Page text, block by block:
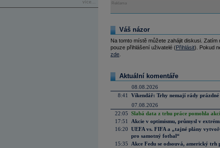
více... Reklama
Váš názor
Na tomto místě můžete zahájit diskusi.
pouze přihlášení uživatelé (Přihlásit). Pokud
zde
Aktuální komentáře
08.08.2026
8:41
Víkendář: Trhy nemají rády prázdné
07.08.2026
22:05 Slabá data z trhu práce pomohla
17:51
Akcie v optimismu, průmysl v
16:20 UEFA vs. FIFA a „tajné plány
pro samotný fotbal“
15:35
Akce Fedu se odsouvá, americký